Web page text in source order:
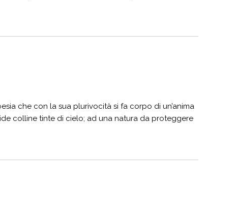
che con la sua plurivocità si fa corpo di un’anima
colline tinte di cielo; ad una natura da proteggere